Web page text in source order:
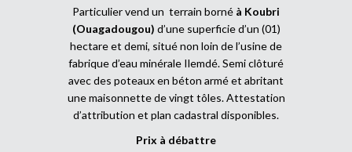
Particulier vend un terrain borné à Koubri
(Ouagadougou) d’une superficie d’un (01)
hectare et demi, situé non loin de l’usine de
fabrique d’eau minérale Ilemdé. Semi clôturé
avec des poteaux en béton armé et abritant
une maisonnette de vingt tôles. Attestation
d’attribution et plan cadastral disponibles.
Prix à débattre